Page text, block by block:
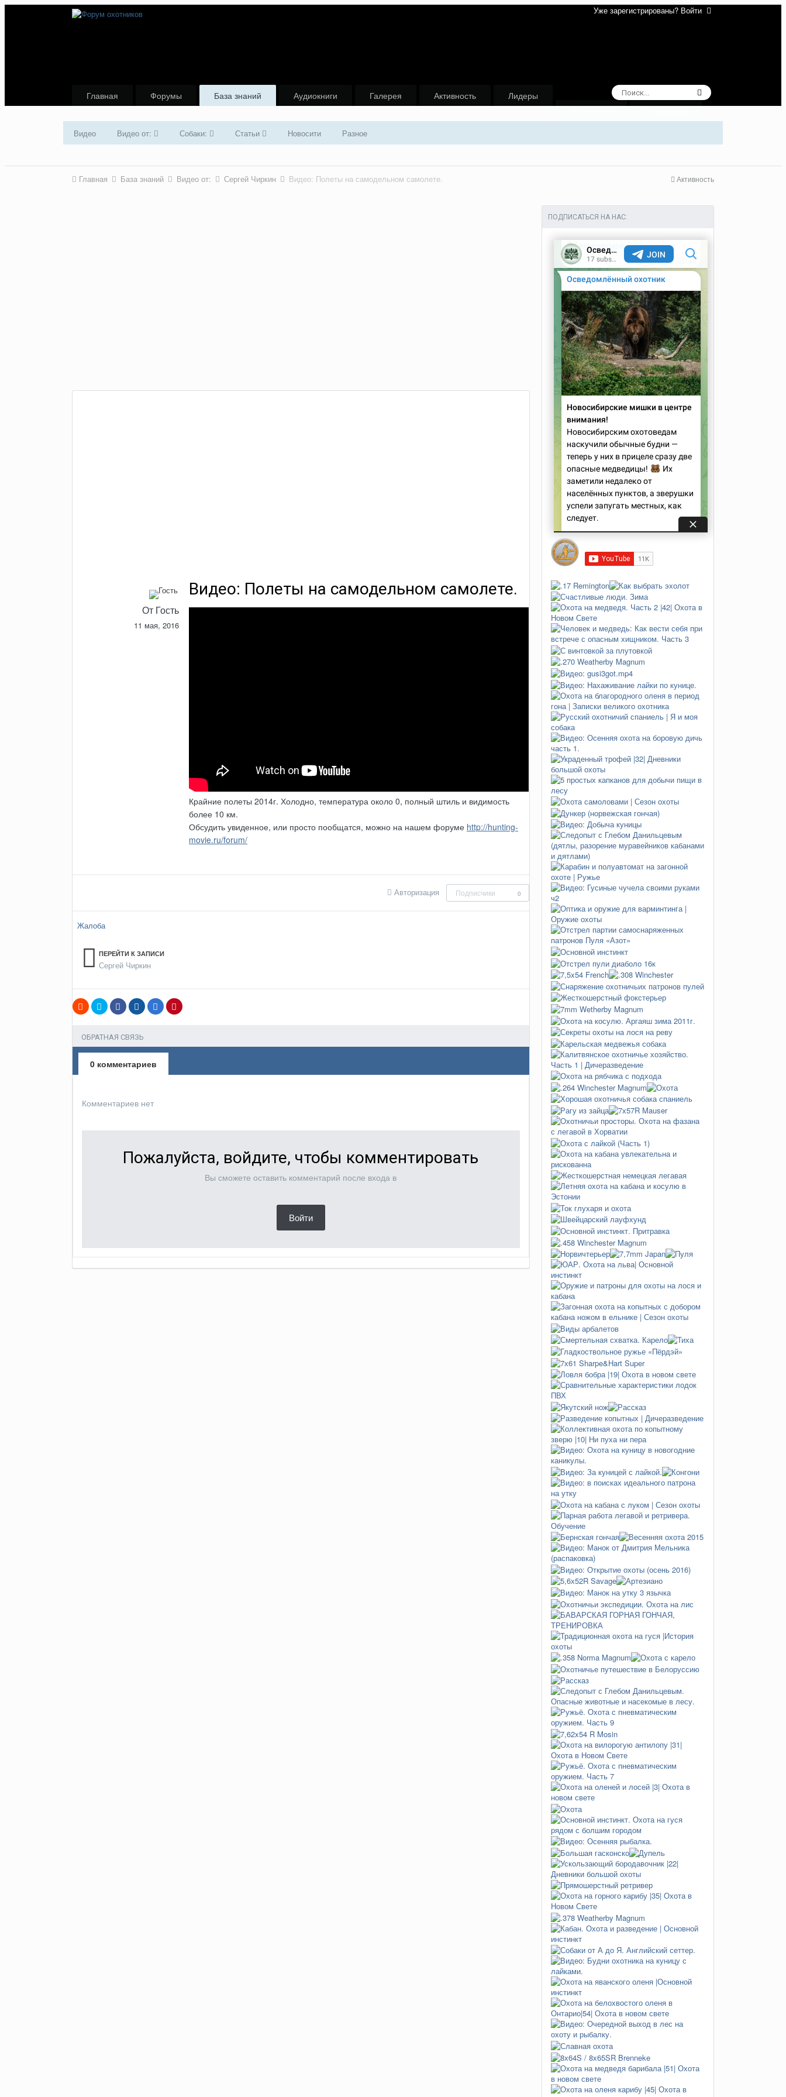
Уже зарегистрированы? Войти
Главная Форумы База знаний
Видео Видео от: Собаки: Статьи Новосити Разное
Аудиокниги Галерея Активность
Лидеры
Активность
Главная База знаний Видео от: Сергей Чиркин Видео: Полеты на самодельном самолете.
От Гость
11 мая, 2016
Видео: Полеты на самодельном самолете.
Крайние полеты 2014г. Холодно, температура около 0, полный штиль и видимость
более 10 км.
Обсудить увиденное, или просто пообщатся, можно на нашем форуме http://hunting-
movie.ru/forum/
Авторизация Подписчики 0
Жалоба
ПЕРЕЙТИ К ЗАПИСИ
Сергей Чиркин
ОБРАТНАЯ СВЯЗЬ
0 комментариев
Комментариев нет
Пожалуйста, войдите, чтобы комментировать
Вы сможете оставить комментарий после входа в
Войти
ПОДПИСАТЬСЯ НА НАС: